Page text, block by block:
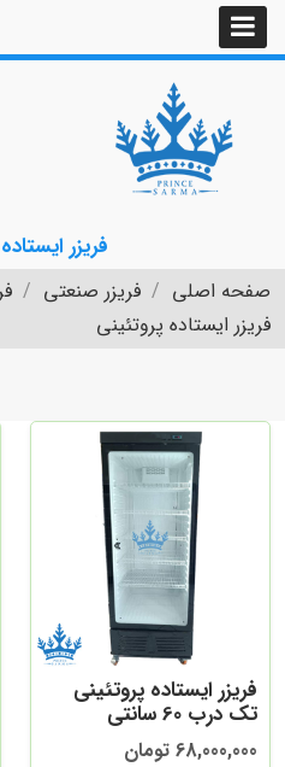
فریزر
صفحه اصلی فریزر صنعتی
فریزر ایستاده پروتئینی
فریزر ایستاده پروتئینی
تک درب 60 سانتی
68,000,000 تومان